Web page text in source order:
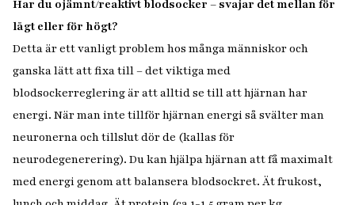
Har du ojämnt/reaktivt blodsocker – svajar det mellan för
lågt eller för högt?
Detta är ett vanligt problem hos många människor och
ganska lätt att fixa till – det viktiga med
blodsockerreglering är att alltid se till att hjärnan har
energi. När man inte tillför hjärnan energi så svälter man
neuronerna och tillslut dör de (kallas för
neurodegenerering). Du kan hjälpa hjärnan att få maximalt
med energi genom att balansera blodsockret. Ät frukost,